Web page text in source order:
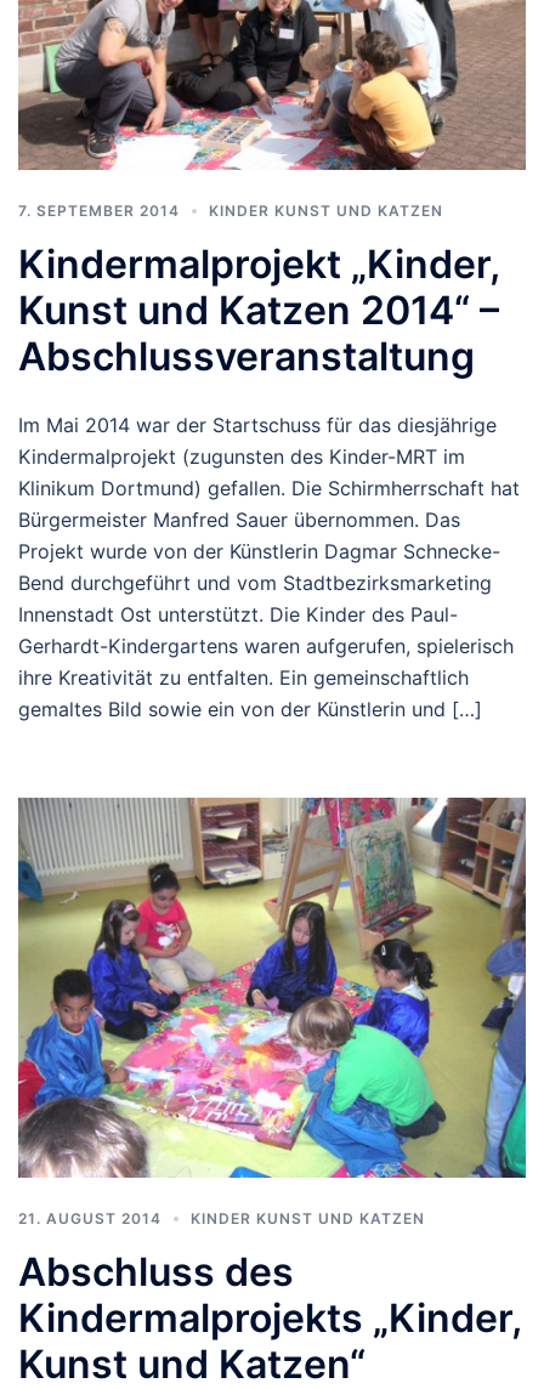
7. SEPTEMBER 2014 KINDER KUNST UND KATZEN
Kindermalprojekt „Kinder,
Kunst und Katzen 2014“ –
Abschlussveranstaltung
Im Mai 2014 war der Startschuss für das diesjährige
Kindermalprojekt (zugunsten des Kinder-MRT im
Klinikum Dortmund) gefallen. Die Schirmherrschaft hat
Bürgermeister Manfred Sauer übernommen. Das
Projekt wurde von der Künstlerin Dagmar Schnecke-
Bend durchgeführt und vom Stadtbezirksmarketing
Innenstadt Ost unterstützt. Die Kinder des Paul-
Gerhardt-Kindergartens waren aufgerufen, spielerisch
ihre Kreativität zu entfalten. Ein gemeinschaftlich
gemaltes Bild sowie ein von der Künstlerin und […]
21. AUGUST 2014 KINDER KUNST UND KATZEN
Abschluss des
Kindermalprojekts „Kinder,
Kunst und Katzen“